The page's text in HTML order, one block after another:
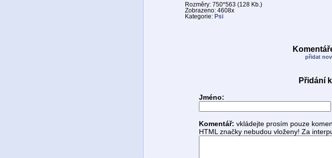
Rozměry: 750*563 (128 Kb.)
Zobrazeno: 4608x
Kategorie: Psi
přidat
Přidání
Jméno:
Komentář: vkládejte prosím pouze
HTML značky nebudou vloženy! Za